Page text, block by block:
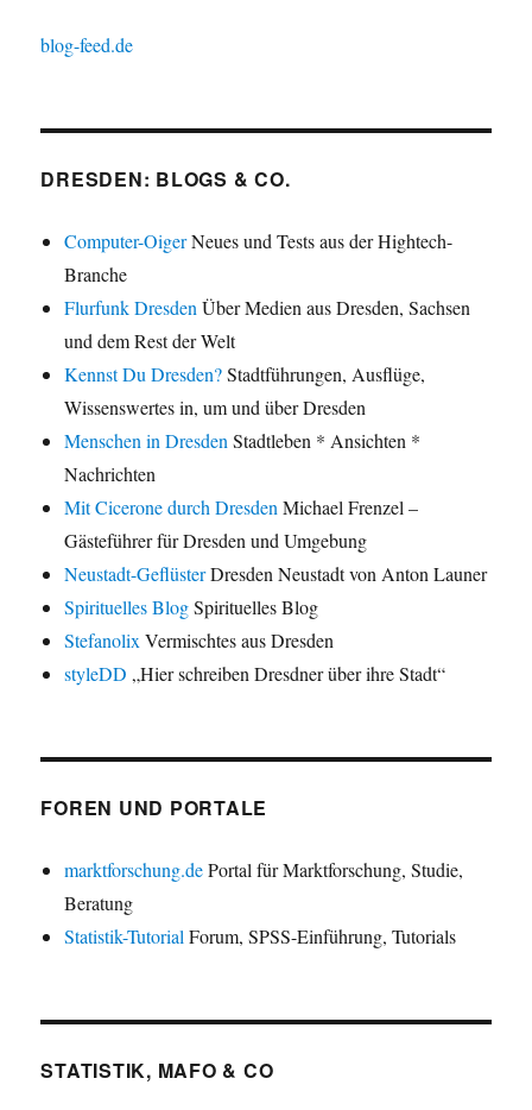
blog-feed.de
DRESDEN: BLOGS & CO.
Computer-OigerNeues und Tests aus der Hightech-
Branche
Flurfunk Dresden Über Medien aus Dresden, Sachsen
und dem Rest der Welt
Kennst Du Dresden?Stadtführungen, Ausflüge,
Wissenswertes in, um und über Dresden
Menschen in Dresden Stadtleben * Ansichten *
Nachrichten
Mit Cicerone durch Dresden Michael Frenzel –
Gästeführer für Dresden und Umgebung
Neustadt-GeflüsterDresden Neustadt von Anton Launer
Spirituelles BlogSpirituelles Blog
Stefanolix Vermischtes aus Dresden
styleDD „Hier schreiben Dresdner über ihre Stadt“
FOREN UND PORTALE
marktforschung.dePortal für Marktforschung, Studie,
Beratung
Statistik-Tutorial Forum, SPSS-Einführung, Tutorials
STATISTIK, MAFO & CO